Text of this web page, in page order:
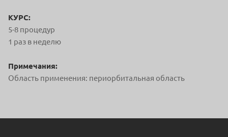
КУРС:
5-8 процедур
1 раз в неделю
Примечания:
Область применения: периорбитальная область